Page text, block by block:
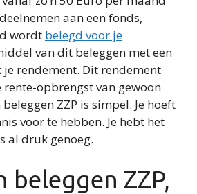
aan een fonds,
wordt belegd voor je
van dit beleggen met een
rendement. Dit rendement
opbrengst van gewoon
ZZP is simpel. Je hoeft
voor te hebben. Je hebt het
al druk genoeg.
beleggen ZZP,